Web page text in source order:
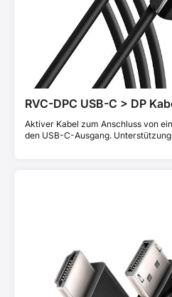
RVC-DPC USB-C > DP
Aktiver Kabel zum Anschluss von
den USB-C-Ausgang.